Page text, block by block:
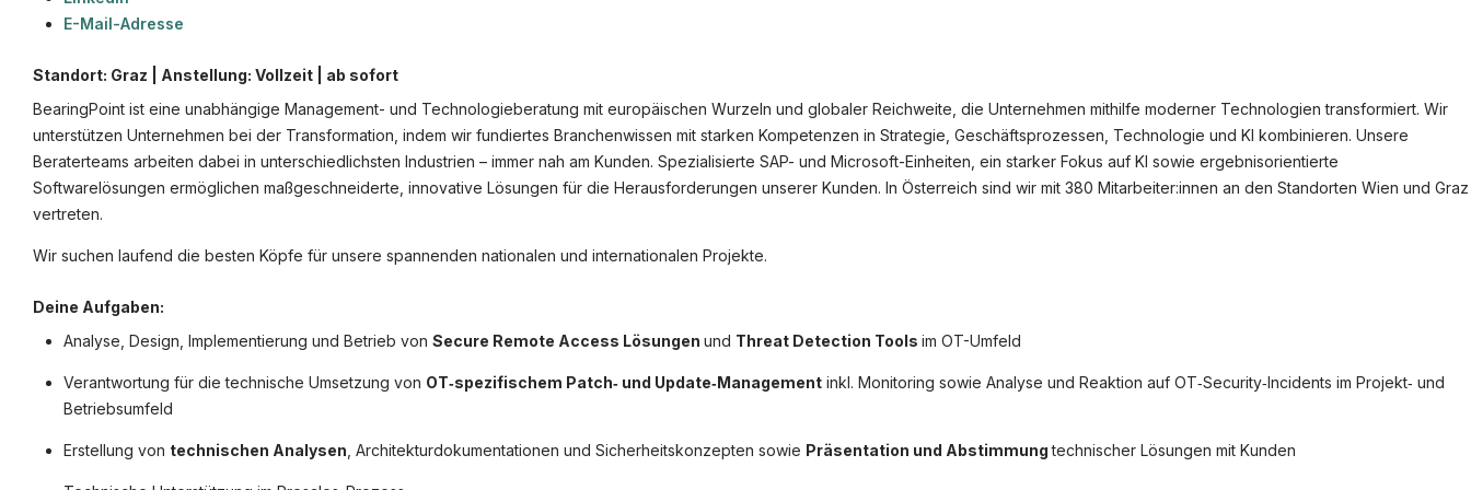
E-Mail-Adresse
Standort: Graz | Anstellung: Vollzeit | ab sofort
BearingPoint ist eine unabhängige Management- und Technologieberatung mit europäischen Wurzeln und globaler Reichweite, die Unternehmen mithilfe moderner Technologien transformiert. Wir
unterstützen Unternehmen bei der Transformation, indem wir fundiertes Branchenwissen mit starken Kompetenzen in Strategie, Geschäftsprozessen, Technologie und KI kombinieren. Unsere
Beraterteams arbeiten dabei in unterschiedlichsten Industrien – immer nah am Kunden. Spezialisierte SAP- und Microsoft-Einheiten, ein starker Fokus auf KI sowie ergebnisorientierte
Softwarelösungen ermöglichen maßgeschneiderte, innovative Lösungen für die Herausforderungen unserer Kunden. In Österreich sind wir mit 380 Mitarbeiter:innen an den Standorten Wien und Graz
vertreten.
Wir suchen laufend die besten Köpfe für unsere spannenden nationalen und internationalen Projekte.
Deine Aufgaben:
Analyse, Design, Implementierung und Betrieb von Secure Remote Access Lösungen und Threat Detection Tools im OT-Umfeld
Verantwortung für die technische Umsetzung von OT‑spezifischem Patch‑ und Update‑Management inkl. Monitoring sowie Analyse und Reaktion auf OT‑Security‑Incidents im Projekt‑ und
Betriebsumfeld
Erstellung von technischen Analysen , Architekturdokumentationen und Sicherheitskonzepten sowie Präsentation und Abstimmungtechnischer Lösungen mit Kunden